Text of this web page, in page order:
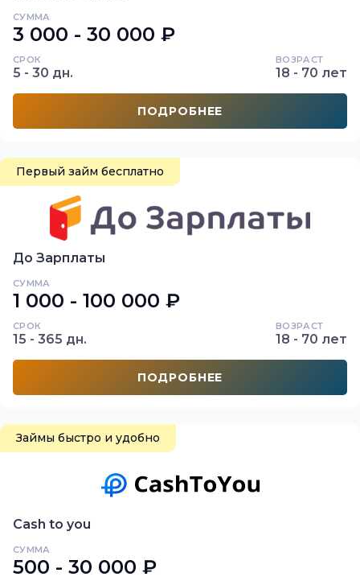
СУММА
3 000 - 30 000 ₽
СРОК
5 - 30 дн.
ВОЗРАСТ
18 - 70 лет
ПОДРОБНЕЕ
Первый займ бесплатно
До Зарплаты
СУММА
1 000 - 100 000 ₽
СРОК
15 - 365 дн.
ВОЗРАСТ
18 - 70 лет
ПОДРОБНЕЕ
Займы быстро и удобно
Cash to you
СУММА
500 - 30 000 ₽